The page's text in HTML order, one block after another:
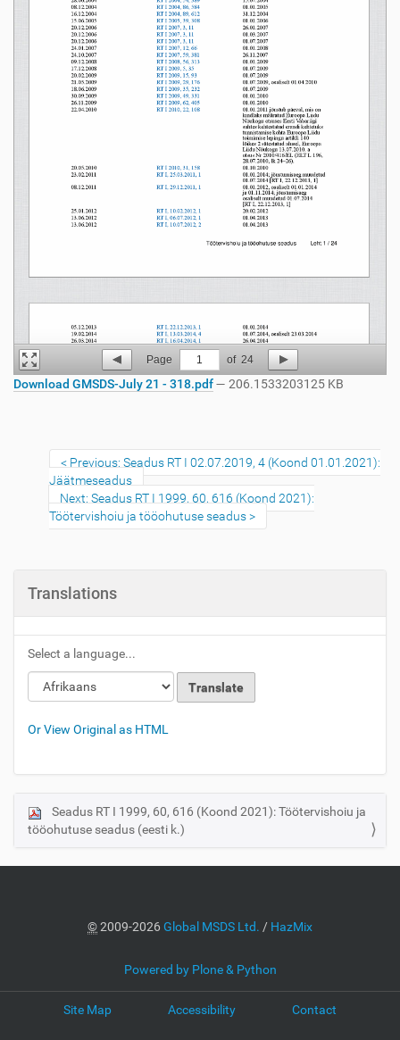
Page 1 of 24
Download GMSDS-July 21 - 318.pdf— 206.1533203125 KB
Previous: Seadus RT I 02.07.2019, 4 (Koond 01.01.2021):
Jäätmeseadus
Next: Seadus RT I 1999, 60, 616 (Koond 2021):
Töötervishoiu ja tööohutuse seadus
Translations
Select a language...
Or View Original as HTML
N
a
o
Seadus RT I 1999, 60, 616 (Koond 2021): Töötervishoiu ja
tööohutuse seadus (eesti k.)
©2009-2026Global MSDS Ltd. / HazMix
Powered by Plone & Python
Site Map Accessibility Contact